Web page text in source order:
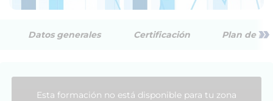
Datos generales Certificación Plan de »
Esta formación no está disponible para tu zona